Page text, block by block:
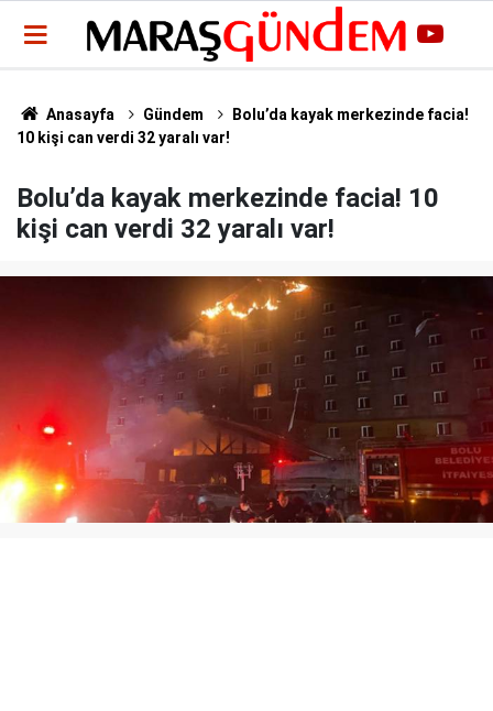
Anasayfa Gündem
Bolu’da kayak merkezinde facia!
10 kişi can verdi 32 yaralı var!
Bolu’da kayak merkezinde facia! 10
kişi can verdi 32 yaralı var!